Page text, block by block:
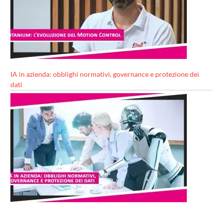
IA in azienda: obblighi normativi, governance e protezione dei
dati